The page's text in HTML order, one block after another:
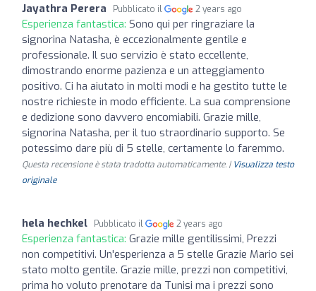
Jayathra Perera Pubblicato il 2 years ago
Esperienza fantastica: Sono qui per ringraziare la
signorina Natasha, è eccezionalmente gentile e
professionale. Il suo servizio è stato eccellente,
dimostrando enorme pazienza e un atteggiamento
positivo. Ci ha aiutato in molti modi e ha gestito tutte le
nostre richieste in modo efficiente. La sua comprensione
e dedizione sono davvero encomiabili. Grazie mille,
signorina Natasha, per il tuo straordinario supporto. Se
potessimo dare più di 5 stelle, certamente lo faremmo.
Questa recensione è stata tradotta automaticamente. | Visualizza testo
originale
hela hechkel Pubblicato il 2 years ago
Esperienza fantastica: Grazie mille gentilissimi, Prezzi
non competitivi. Un'esperienza a 5 stelle Grazie Mario sei
stato molto gentile. Grazie mille, prezzi non competitivi,
prima ho voluto prenotare da Tunisi ma i prezzi sono